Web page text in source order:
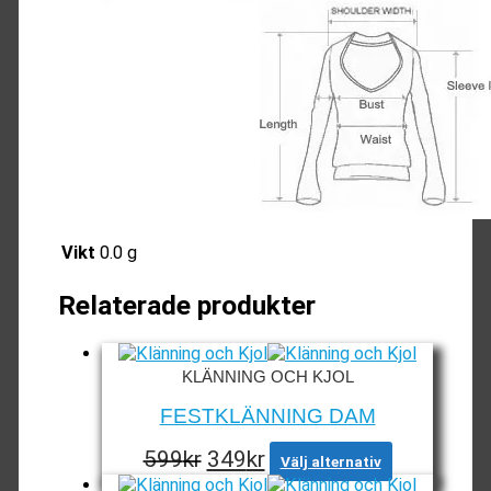
Vikt 0.0 g
Relaterade produkter
KLÄNNING OCH KJOL
FESTKLÄNNING DAM
599kr Det
ursprungliga
349krDet
nuvarande
Välj alternativ
här